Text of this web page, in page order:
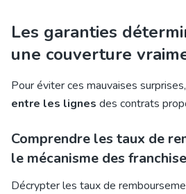
Les garanties
une couverture
Pour éviter ces mauvaises
entre les lignes des contrats
Comprendre les taux de
le mécanisme des
Décrypter les taux de